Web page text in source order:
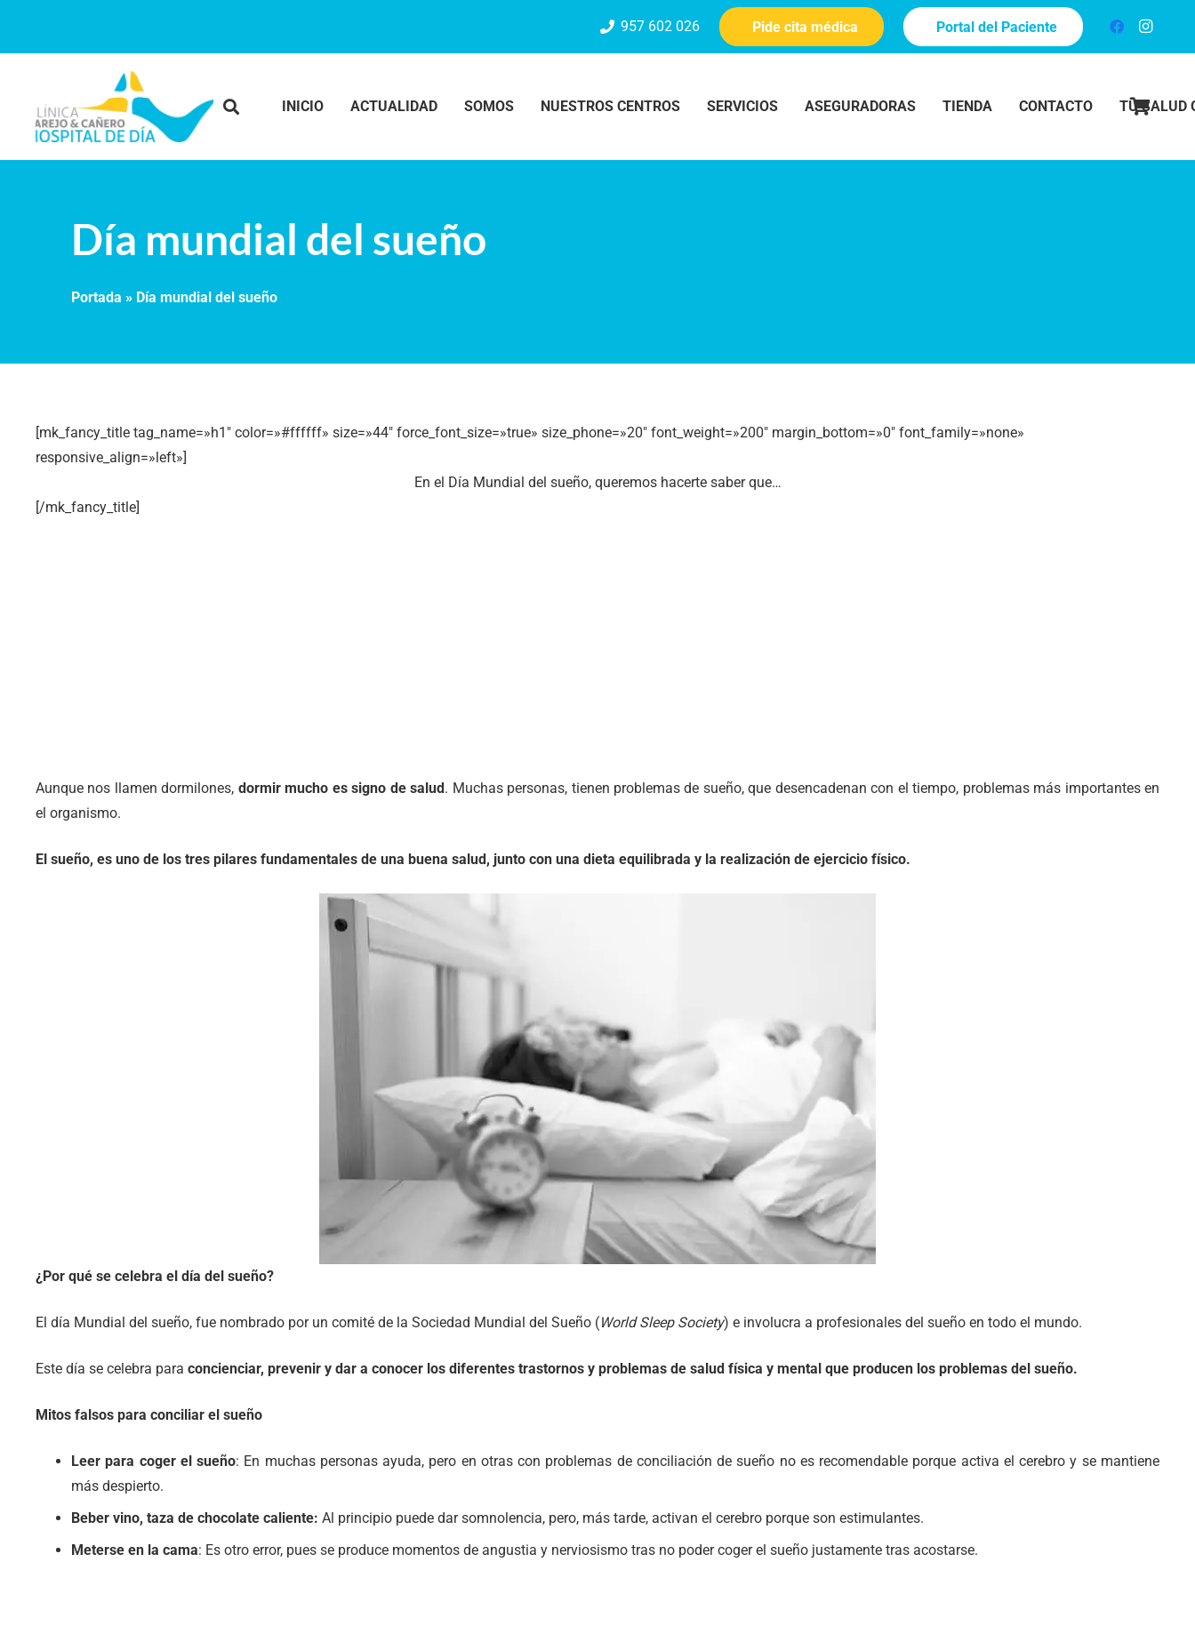
957 602 026 Pide cita médica Portal del Paciente
INICIO ACTUALIDAD SOMOS NUESTROS CENTROS SERVICIOS ASEGURADORAS TIENDA CONTACTO TU SALUD
Día mundial del sueño
Portada » Día mundial del sueño
[mk_fancy_title tag_name=»h1″ color=»#ffffff» size=»44″ force_font_size=»true» size_phone=»20″ font_weight=»200″ margin_bottom=»0″ font_family=»none»
responsive_align=»left»]
En el Día Mundial del sueño, queremos hacerte saber que…
[/mk_fancy_title]
Aunque nos llamen dormilones, dormir mucho es signo de salud. Muchas personas, tienen problemas de sueño, que desencadenan con el tiempo, problemas más importantes en
el organismo.
El sueño, es uno de los tres pilares fundamentales de una buena salud, junto con una dieta equilibrada y la realización de ejercicio físico.
¿Por qué se celebra el día del sueño?
El día Mundial del sueño, fue nombrado por un comité de la Sociedad Mundial del Sueño (World Sleep Society) e involucra a profesionales del sueño en todo el mundo.
Este día se celebra para concienciar, prevenir y dar a conocer los diferentes trastornos y problemas de salud física y mental que producen los problemas del sueño.
Mitos falsos para conciliar el sueño
Leer para coger el sueño: En muchas personas ayuda, pero en otras con problemas de conciliación de sueño no es recomendable porque activa el cerebro y se mantiene
más despierto.
Beber vino, taza de chocolate caliente: Al principio puede dar somnolencia, pero, más tarde, activan el cerebro porque son estimulantes.
Meterse en la cama: Es otro error, pues se produce momentos de angustia y nerviosismo tras no poder coger el sueño justamente tras acostarse.